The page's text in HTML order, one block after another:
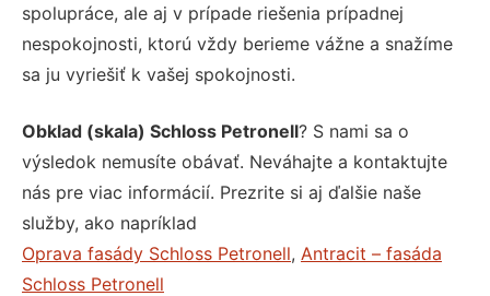
spolupráce, ale aj v prípade riešenia prípadnej
nespokojnosti, ktorú vždy berieme vážne a snažíme
sa ju vyriešiť k vašej spokojnosti.
Obklad (skala) Schloss Petronell? S nami sa o
výsledok nemusíte obávať. Neváhajte a kontaktujte
nás pre viac informácií. Prezrite si aj ďalšie naše
služby, ako napríklad
Oprava fasády Schloss Petronell, Antracit – fasáda
Schloss Petronell